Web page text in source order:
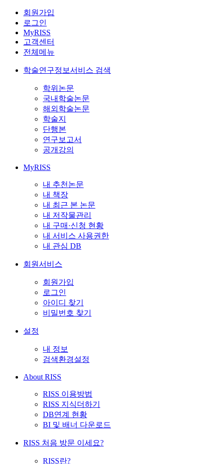
회원가입
로그인
MyRISS
고객센터
전체메뉴
학술연구정보서비스 검색
학위논문
국내학술논문
해외학술논문
학술지
단행본
연구보고서
공개강의
MyRISS
내 추천논문
내 책장
내 최근 본 논문
내 저작물관리
내 구매·신청 현황
내 서비스 사용권한
내 관심 DB
회원서비스
회원가입
로그인
아이디 찾기
비밀번호 찾기
설정
내 정보
검색환경설정
About RISS
RISS 이용방법
RISS 지식더하기
DB연계 현황
BI 및 배너 다운로드
RISS 처음 방문 이세요?
RISS란?